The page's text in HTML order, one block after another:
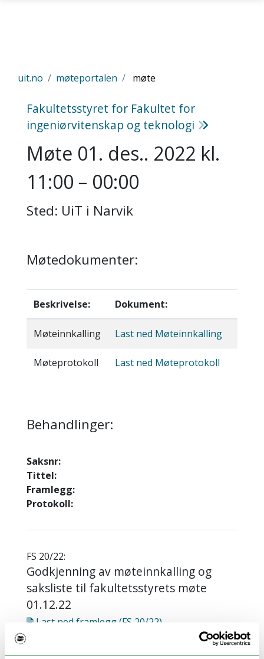
Gå til hovedinnhold
uit.no møteportalen møte
Fakultetsstyret for Fakultet for
ingeniørvitenskap og teknologi
Møte 01. des.. 2022 kl.
11:00 – 00:00
Sted: UiT i Narvik
Møtedokumenter:
Beskrivelse: Dokument:
Møteinnkalling Last ned Møteinnkalling
Møteprotokoll Last ned Møteprotokoll
Behandlinger:
Saksnr:
Tittel:
Framlegg:
Protokoll:
FS 20/22:
Godkjenning av møteinnkalling og
saksliste til fakultetsstyrets møte
01.12.22
Last nedframlegg (FS 20/22)